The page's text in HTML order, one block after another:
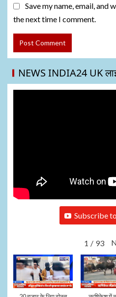
Save my name, email,
the next time I comment.
NEWS INDIA24 UK
Subscribe
1 / 93